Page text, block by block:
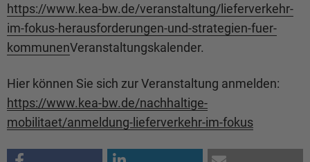
https://www.kea-bw.de/veranstaltung/lieferverkehr-
im-fokus-herausforderungen-und-strategien-fuer-
kommunenVeranstaltungskalender.
Hier können Sie sich zur Veranstaltung anmelden:
https://www.kea-bw.de/nachhaltige-
mobilitaet/anmeldung-lieferverkehr-im-fokus